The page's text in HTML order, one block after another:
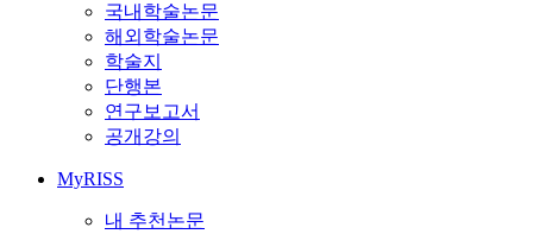
국내학술논문
해외학술논문
학술지
단행본
연구보고서
공개강의
MyRISS
내 추천논문